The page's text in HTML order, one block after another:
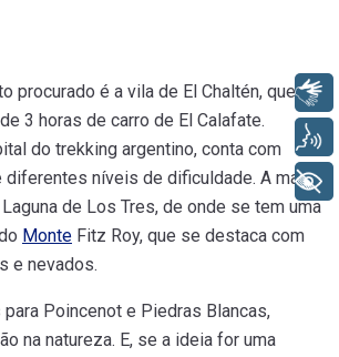
procurado é a vila de El Chaltén, que
3 horas de carro de El Calafate.
do trekking argentino, conta com
diferentes níveis de dificuldade. A mais
de Los Tres, de onde se tem uma
Monte Fitz Roy, que se destaca com
e nevados.
para Poincenot e Piedras Blancas,
na natureza. E, se a ideia for uma
Libras
+ Acessibilidade